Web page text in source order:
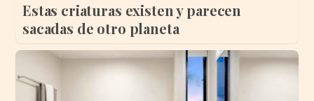
Estas criaturas existen y parecen
sacadas de otro planeta